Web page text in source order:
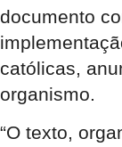
documento
católicas,
organismo.
“O texto,